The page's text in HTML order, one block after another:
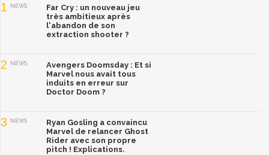
1 NEWS
Far Cry : un nouveau jeu
très ambitieux après
l'abandon de son
extraction shooter ?
2 NEWS
Avengers Doomsday : Et si
Marvel nous avait tous
induits en erreur sur
Doctor Doom ?
3 NEWS
Ryan Gosling a convaincu
Marvel de relancer Ghost
Rider avec son propre
pitch ! Explications.